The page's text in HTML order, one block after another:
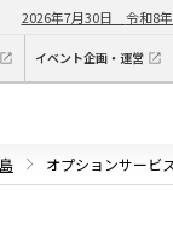
2026年7月30日 令和8
イベント企画・運営
オプションサービ